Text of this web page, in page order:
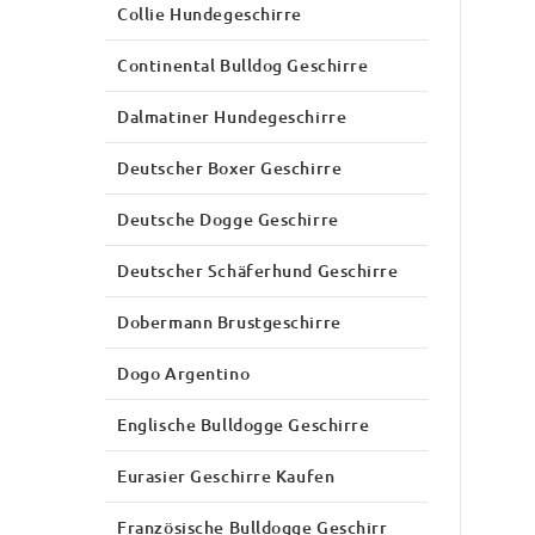
Collie Hundegeschirre
Continental Bulldog Geschirre
Dalmatiner Hundegeschirre
Deutscher Boxer Geschirre
Deutsche Dogge Geschirre
Deutscher Schäferhund Geschirre
Dobermann Brustgeschirre
Dogo Argentino
Englische Bulldogge Geschirre
Eurasier Geschirre Kaufen
Französische Bulldogge Geschirr